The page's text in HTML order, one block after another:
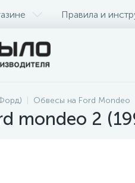
Правила и
Обвесы на Ford Mondeo
mondeo 2